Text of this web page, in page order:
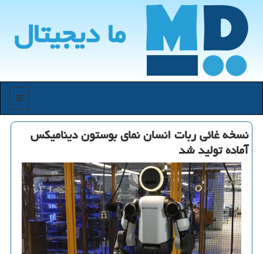
ما دیجیتال
منو
نسخه غائی ربات انسان نمای بوستون دینامیکس
آماده تولید شد